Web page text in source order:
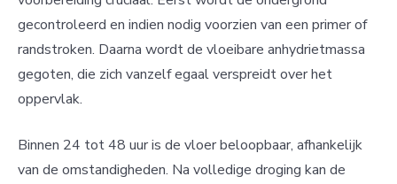
gecontroleerd en indien nodig voorzien van een primer of
randstroken. Daarna wordt de vloeibare anhydrietmassa
gegoten, die zich vanzelf egaal verspreidt over het
oppervlak.
Binnen 24 tot 48 uur is de vloer beloopbaar, afhankelijk
van de omstandigheden. Na volledige droging kan de